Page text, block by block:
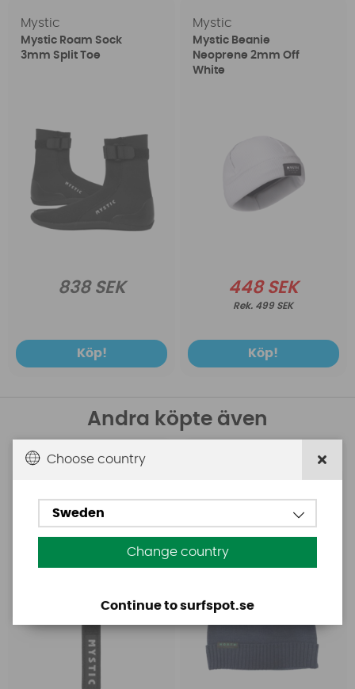
Mystic
Mystic Roam Sock
3mm Split Toe
838 SEK
Köp!
Mystic
Mystic Beanie
Neoprene 2mm Off
White
448 SEK
499 SEK
Köp!
Andra köpte även
Mystic
Navy
Choose country
Sweden
Change country
Continue to surfspot.se